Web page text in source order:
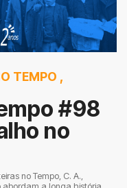
TEMPO ,
#98
no
no Tempo, C. A.,